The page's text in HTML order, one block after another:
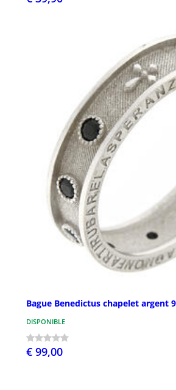
Bague Benedictus chapelet argent
DISPONIBLE
€ 99,00